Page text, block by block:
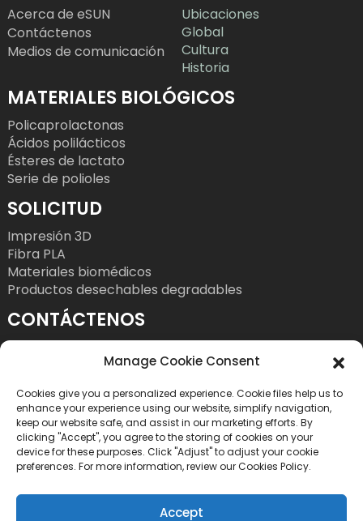
Acerca de eSUN
Contáctenos
Medios de comunicación
Ubicaciones
Global
Cultura
Historia
MATERIALES BIOLÓGICOS
Policaprolactonas
Ácidos polilácticos
Ésteres de lactato
Serie de polioles
SOLICITUD
Impresión 3D
Fibra PLA
Materiales biomédicos
Productos desechables degradables
CONTÁCTENOS
Correo electrónico: bright@esungroup.net
Dirección: Edificio Microsoft Ketong, 15A, n.° 55,
calle Gaoxinnan 9.ª, Comunidad de Alta
Tecnología, calle Yuehai, distrito de Nanshan,
Shenzhen, China
Manage Cookie Consent
Cookies give you a personalized experience. Cookie files help us to
enhance your experience using our website, simplify navigation,
keep our website safe, and assist in our marketing efforts. By
clicking "Accept", you agree to the storing of cookies on your
device for these purposes. Click "Adjust" to adjust your cookie
preferences. For more information, review our Cookies Policy.
Accept